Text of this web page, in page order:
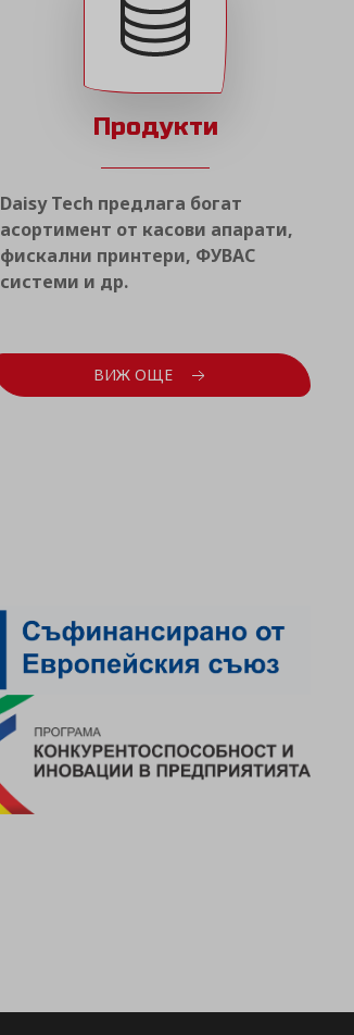
Продукти
Daisy Tech предлага богат
асортимент от касови апарати,
фискални принтери, ФУВАС
системи и др.
ВИЖ ОЩЕ